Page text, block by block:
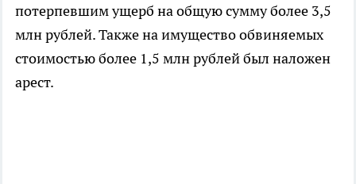
потерпевшим ущерб на общую сумму более 3,5
млн рублей. Также на имущество обвиняемых
стоимостью более 1,5 млн рублей был наложен
арест.